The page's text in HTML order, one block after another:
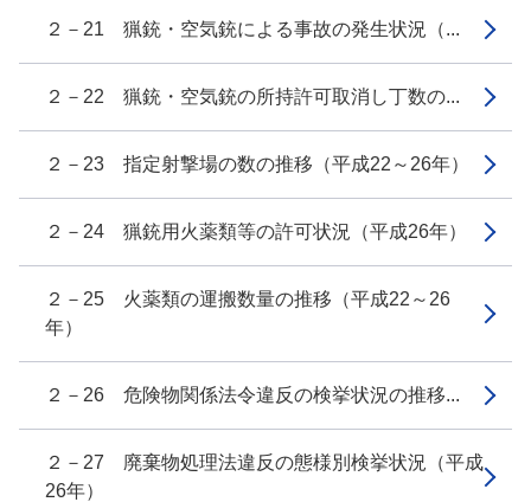
２－21 猟銃・空気銃による事故の発生状況（...
２－22 猟銃・空気銃の所持許可取消し丁数の...
２－23 指定射撃場の数の推移（平成22～26年）
２－24 猟銃用火薬類等の許可状況（平成26年）
２－25 火薬類の運搬数量の推移（平成22～26
年）
２－26 危険物関係法令違反の検挙状況の推移...
２－27 廃棄物処理法違反の態様別検挙状況（平成
26年）